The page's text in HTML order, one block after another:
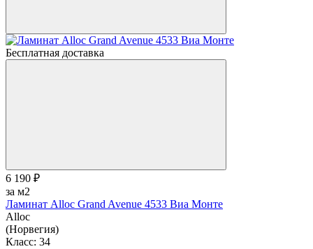
Бесплатная доставка
6 190 ₽
за м2
Ламинат Alloc Grand Avenue 4533 Виа Монте
Alloc
(Норвегия)
Класс: 34